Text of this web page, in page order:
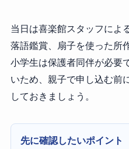
当日は喜楽館スタッフによ
落語鑑賞、扇子を使った所
小学生は保護者同伴が必要
いため、親子で申し込む前
しておきましょう。
先に確認したいポイント